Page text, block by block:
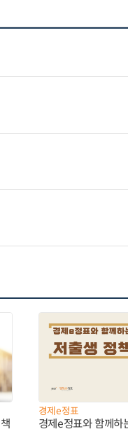
경제e정표
경제e정표와 함께하